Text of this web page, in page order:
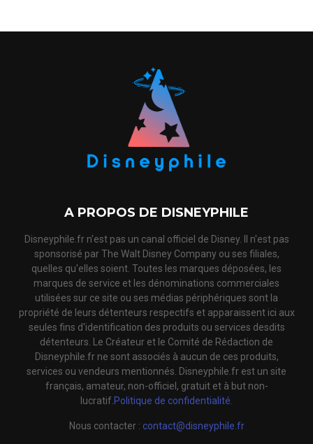
A PROPOS DE DISNEYPHILE
Disneyphile.fr n'est pas un canal officiel de Disney. Il n'est pas
sponsorisé par The Walt Disney Company ou ses filiales,
quelles qu'elles soient. Toutes les marques déposées, les
marques de service et les dénominations commerciales
utilisées sur ce site ou ses médias périphériques sont la
propriété de leurs détenteurs respectifs et apparaissent ici aux
seules fins d'identification des produits ou services desdits
détenteurs. Le Créateur et le Comité de Rédaction de
Disneyphile.fr ne sont associés à aucun de ces produits,
services ou vendeurs mentionnés. Disneyphile.fr est un site
français, amateur, non-officiel, gratuit et à but non-
lucratif.Politique de confidentialité.
Nous contacter : contact@disneyphile.fr